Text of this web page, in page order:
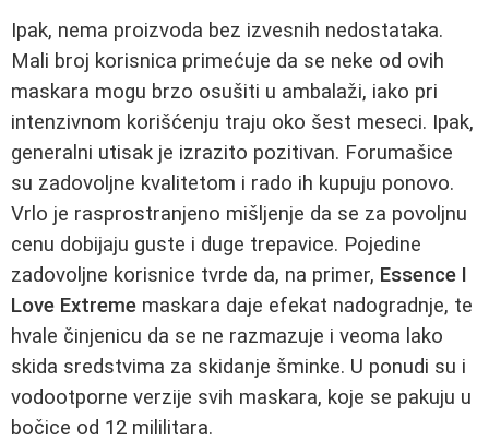
Ipak, nema proizvoda bez izvesnih nedostataka.
Mali broj korisnica primećuje da se neke od ovih
maskara mogu brzo osušiti u ambalaži, iako pri
intenzivnom korišćenju traju oko šest meseci. Ipak,
generalni utisak je izrazito pozitivan. Forumašice
su zadovoljne kvalitetom i rado ih kupuju ponovo.
Vrlo je rasprostranjeno mišljenje da se za povoljnu
cenu dobijaju guste i duge trepavice. Pojedine
zadovoljne korisnice tvrde da, na primer, Essence I
Love Extreme maskara daje efekat nadogradnje, te
hvale činjenicu da se ne razmazuje i veoma lako
skida sredstvima za skidanje šminke. U ponudi su i
vodootporne verzije svih maskara, koje se pakuju u
bočice od 12 mililitara.